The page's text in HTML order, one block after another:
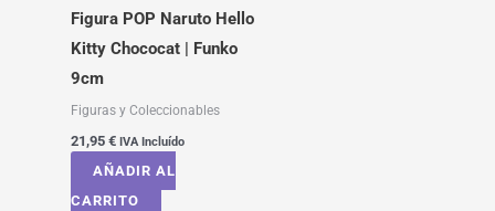
Figura POP Naruto Hello
Kitty Chococat | Funko
9cm
Figuras y Coleccionables
21,95 € IVA Incluído
AÑADIR AL
CARRITO